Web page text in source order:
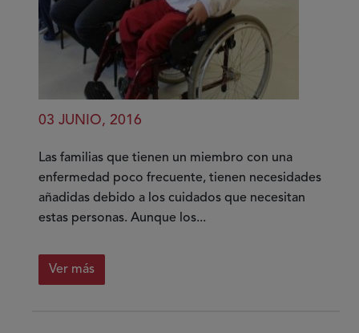
03 JUNIO, 2016
Las familias que tienen un miembro con una
enfermedad poco frecuente, tienen necesidades
añadidas debido a los cuidados que necesitan
estas personas. Aunque los...
Ver más
sobre